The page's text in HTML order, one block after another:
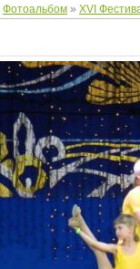
Фотоальбом » XVI